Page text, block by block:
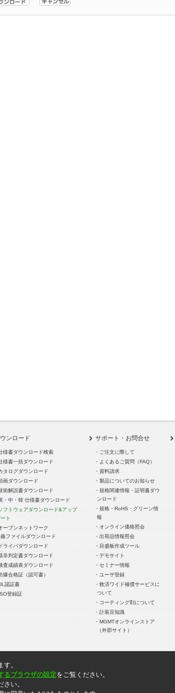
。
るブラウザの設定をご覧ください。
い。
ンロード
様書ダウンロード検索
様書一括ダウンロード
タログダウンロード
画ダウンロード
術解説書ダウンロード
・中・韓 仕様書ダウンロード
フトウェアダウンロード&アップ
ト
ープンネットワーク
ファイルダウンロード
ライバダウンロード
非判定書ダウンロード
査成績表ダウンロード
爆合格証（認可書）
認証書
登録証
サポート・お問合せ
・ご注文に際して
・よくあるご質問（FAQ）
・資料請求
・製品についてのお知らせ
・規格関連情報・証明書ダウ
ンロード
・規格・RoHS・グリーン情
報
・オンライン価格照会
・出荷品情報照会
・目盛板作成ツール
・デモサイト
・セミナー情報
・ユーザ登録
・救済ワイド補償サービスに
ついて
・コーティング剤について
・計装豆知識
・MGMTオンラインストア
（外部サイト）
文の際には消費税を別途頂戴いたします。